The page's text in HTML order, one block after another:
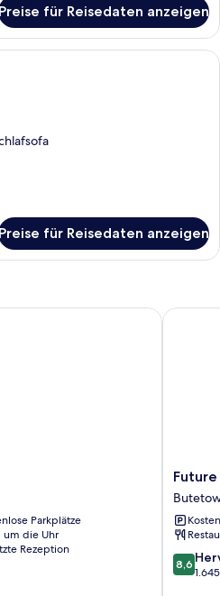
für Reisedaten anzeigen
Schallisolierte Zimmer, kostenloses
für Reisedaten anzeigen
Parkplätze
um die Uhr
Rezeption
Future
Inns
Cardiff
Bay
8.6
von
8,6
Future